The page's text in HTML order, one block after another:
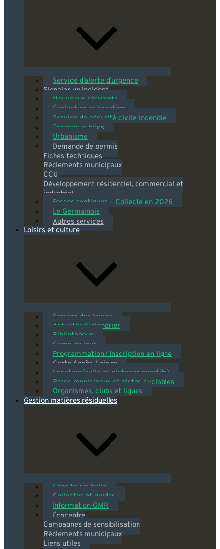
Service d’alerte d’urgence
Signaler un incident
Nouveaux résidents
Évaluation et taxation
Service de sécurité civile-incendie
Travaux publics
Urbanisme
Demande de permis
Fiches techniques
Règlements municipaux
CCU
Développement résidentiel, commercial et
industriel
Fosses septiques – Collecte en 2026
Le Germainois
Autres services
Loisirs et culture
Service des loisirs
Activités/Calendrier
Bibliothèque
Camp de jour
Programmation/ Inscription en ligne
Carte Accès-Loisirs
Location (salle et plateaux sportifs)
Parcs municipaux et pistes cyclables
Organismes, clubs et ligues
Gestion matières résiduelles
Gère ta poubelle
Collectes et guides
Information GMR
Écocentre
Campagnes de sensibilisation
Règlements municipaux
Liens utiles